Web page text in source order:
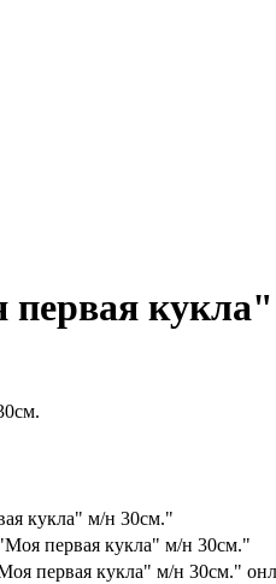
кукла" м/н 30см."
первая кукла" м/н 30см."
первая кукла" м/н 30см."